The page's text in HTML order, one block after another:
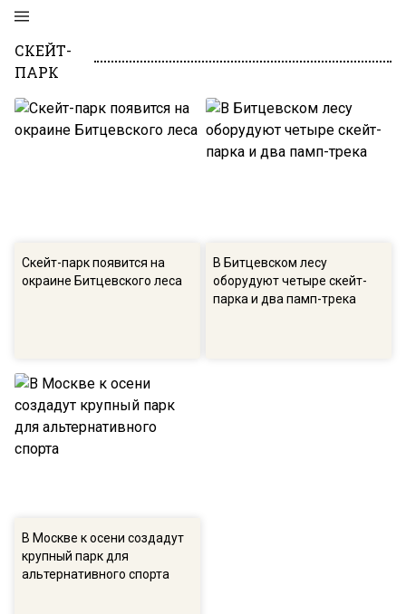
СКЕЙТ-
ПАРК
Скейт-парк появится на
окраине Битцевского леса
В Битцевском лесу
оборудуют четыре скейт-
парка и два памп-трека
В Москве к осени создадут
крупный парк для
альтернативного спорта